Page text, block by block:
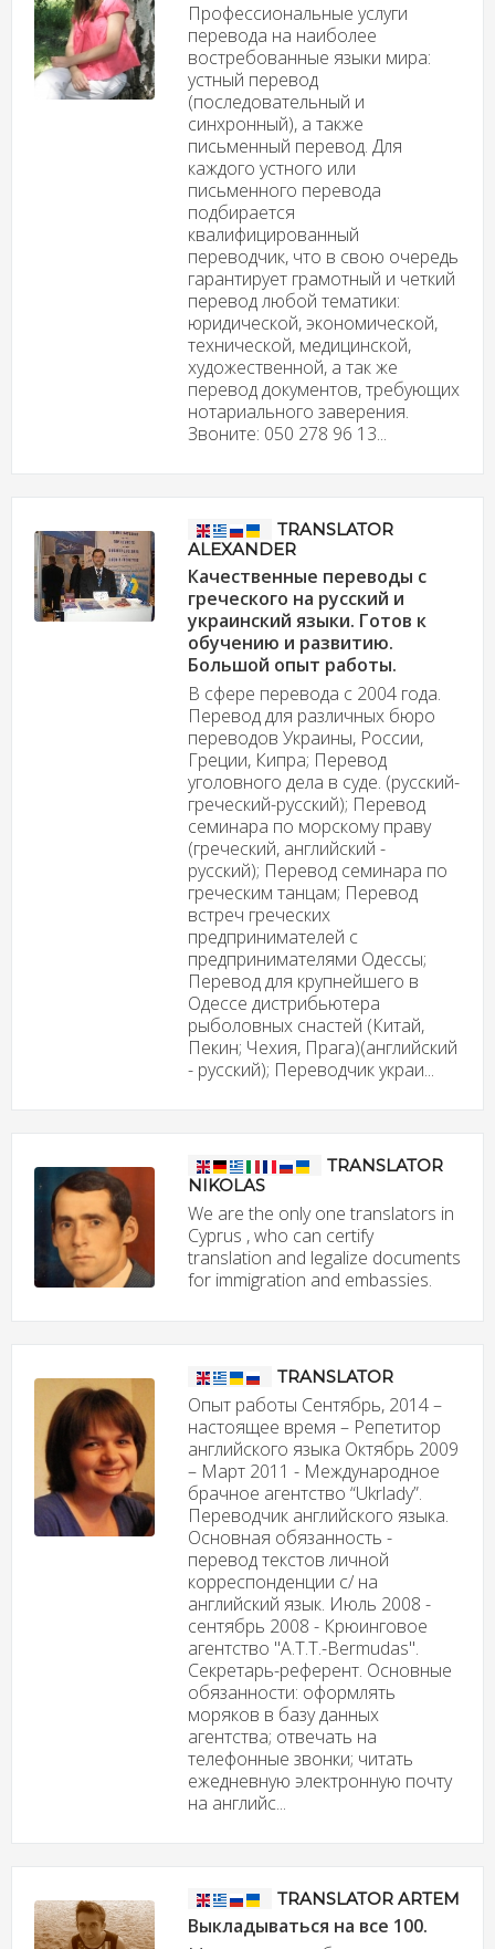
Профессиональные услуги
перевода на наиболее
востребованные языки мира:
устный перевод
(последовательный и
синхронный), а также
письменный перевод. Для
каждого устного или
письменного перевода
подбирается
квалифицированный
переводчик, что в свою очередь
гарантирует грамотный и четкий
перевод любой тематики:
юридической, экономической,
технической, медицинской,
художественной, а так же
перевод документов, требующих
нотариального заверения.
Звоните: 050 278 96 13...
TRANSLATOR
ALEXANDER
Качественные переводы с
греческого на русский и
украинский языки. Готов к
обучению и развитию.
Большой опыт работы.
В сфере перевода с 2004 года.
Перевод для различных бюро
переводов Украины, России,
Греции, Кипра; Перевод
уголовного дела в суде. (русский-
греческий-русский); Перевод
семинара по морскому праву
(греческий, английский -
русский); Перевод семинара по
греческим танцам; Перевод
встреч греческих
предпринимателей с
предпринимателями Одессы;
Перевод для крупнейшего в
Одессе дистрибьютера
рыболовных снастей (Китай,
Пекин; Чехия, Прага)(английский
- русский); Переводчик украи...
TRANSLATOR
NIKOLAS
We are the only one translators in
Cyprus , who can certify
translation and legalize documents
for immigration and embassies.
TRANSLATOR
Опыт работы Сентябрь, 2014 –
настоящее время – Репетитор
английского языка Октябрь 2009
– Март 2011 - Международное
брачное агентство “Ukrlady”.
Переводчик английского языка.
Основная обязанность -
перевод текстов личной
корреспонденции с/ на
английский язык. Июль 2008 -
сентябрь 2008 - Крюинговое
агентство "A.T.T.-Bermudas".
Секретарь-референт. Основные
обязанности: оформлять
моряков в базу данных
агентства; отвечать на
телефонные звонки; читать
ежедневную электронную почту
на английс...
TRANSLATOR ARTEM
Выкладываться на все 100.